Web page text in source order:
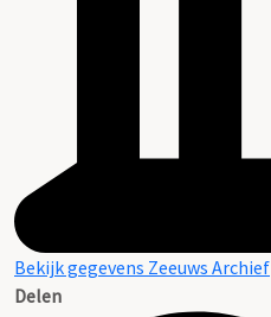
Bekijk gegevens Zeeuws Archief
Delen